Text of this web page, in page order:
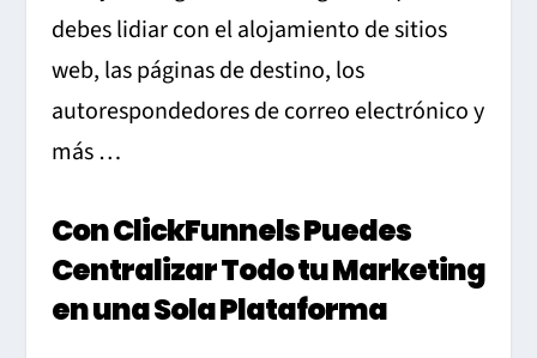
debes lidiar con el alojamiento de sitios
web, las páginas de destino, los
autorespondedores de correo electrónico y
más …
Con ClickFunnels Puedes
Centralizar Todo tu Marketing
en una Sola Plataforma